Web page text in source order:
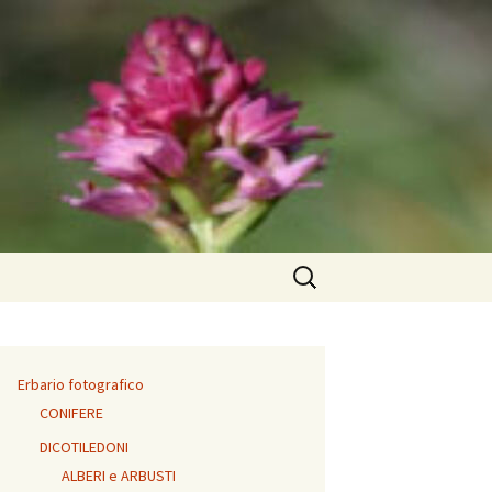
Ricerca
per:
Erbario fotografico
CONIFERE
DICOTILEDONI
ALBERI e ARBUSTI